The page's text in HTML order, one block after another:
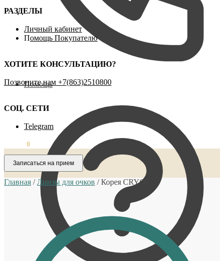
Помощь
РАЗДЕЛЫ
Личный кабинет
Помощь Покупателю
ХОТИТЕ КОНСУЛЬТАЦИЮ?
Позвоните нам ‪+7(863)2510800
СОЦ. СЕТИ
Telegram
0
Записаться на прием
Главная /Линзы для очков /Корея CRYOL